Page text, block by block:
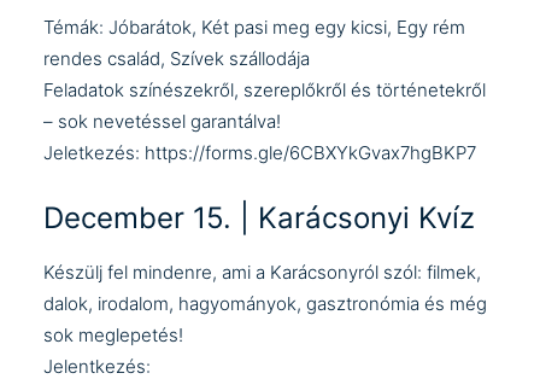
Témák: Jóbarátok, Két pasi meg egy kicsi, Egy rém
rendes család, Szívek szállodája
Feladatok színészekről, szereplőkről és történetekről
– sok nevetéssel garantálva!
Jeletkezés: https://forms.gle/6CBXYkGvax7hgBKP7
December 15. | Karácsonyi Kvíz
Készülj fel mindenre, ami a Karácsonyról szól: filmek,
dalok, irodalom, hagyományok, gasztronómia és még
sok meglepetés!
Jelentkezés: